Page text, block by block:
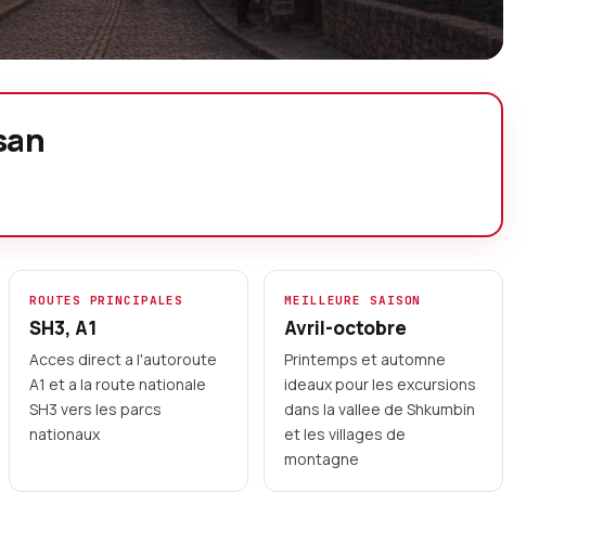
ROUTES PRINCIPALES
SH3, A1
Acces direct a l'autoroute
A1 et a la route nationale
SH3 vers les parcs
nationaux
MEILLEURE SAISON
Avril-octobre
Printemps et automne
ideaux pour les excursions
dans la vallee de Shkumbin
et les villages de
montagne